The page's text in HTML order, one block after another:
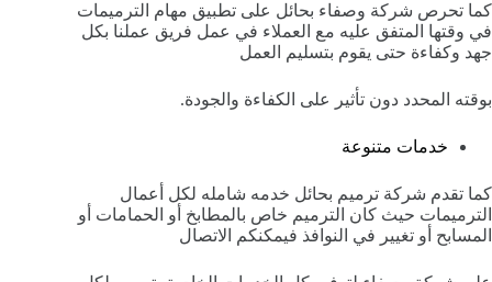
كما تحرص شركة وصفاء بحائل على تطبيق مهام الترميمات
في وقتها المتفق عليه مع العملاء في عمل فريق عملنا بكل
جهد وكفاءة حتى يقوم بتسليم العمل
بوقته المحدد دون تأثير على الكفاءة والجودة.
خدمات متنوعة
كما تقدم شركة ترميم بحائل خدمه شامله لكل أعمال
الترميمات حيث كان الترميم خاص بالمطابخ أو الحمامات أو
المسابح أو تغيير في النوافذ فيمكنكم الاتصال